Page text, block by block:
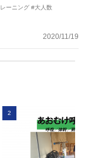
ーニング #大人数
2020/11/19
2